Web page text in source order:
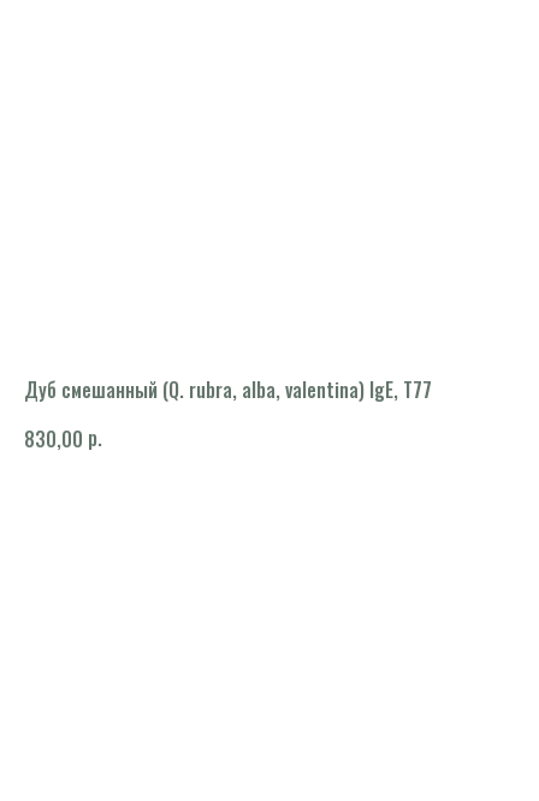
Дуб смешанный (Q. rubra, alba, valentina) IgE, T77
830,00 р.